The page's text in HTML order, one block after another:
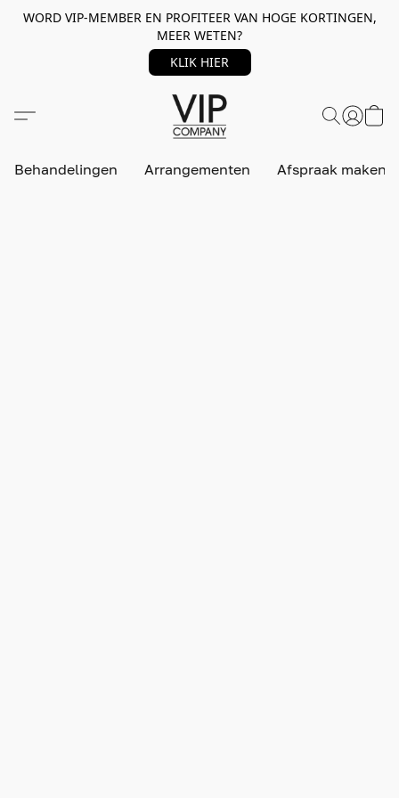
WORD VIP-MEMBER EN PROFITEER VAN HOGE KORTINGEN,
MEER WETEN?
KLIK HIER
Behandelingen Arrangementen Afspraak maken